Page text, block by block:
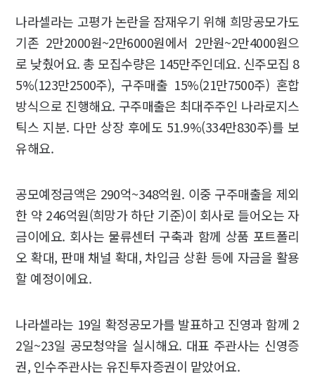
나라셀라는 고평가 논란을 잠재우기 위해 희망공모가도
기존 2만2000원~2만6000원에서 2만원~2만4000원으
로 낮췄어요. 총 모집수량은 145만주인데요. 신주모집 8
5%(123만2500주), 구주매출 15%(21만7500주) 혼합
방식으로 진행해요. 구주매출은 최대주주인 나라로지스
틱스 지분. 다만 상장 후에도 51.9%(334만830주)를 보
유해요.
공모예정금액은 290억~348억원. 이중 구주매출을 제외
한 약 246억원(희망가 하단 기준)이 회사로 들어오는 자
금이에요. 회사는 물류센터 구축과 함께 상품 포트폴리
오 확대, 판매 채널 확대, 차입금 상환 등에 자금을 활용
할 예정이에요.
나라셀라는 19일 확정공모가를 발표하고 진영과 함께 2
2일~23일 공모청약을 실시해요. 대표 주관사는 신영증
권, 인수주관사는 유진투자증권이 맡았어요.